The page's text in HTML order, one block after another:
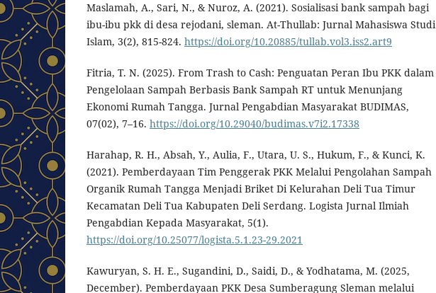
Maslamah, A., Sari, N., & Nuroz, A. (2021). Sosialisasi bank sampah bagi
ibu-ibu pkk di desa rejodani, sleman. At-Thullab: Jurnal Mahasiswa Studi
Islam, 3(2), 815-824. https://doi.org/10.20885/tullab.vol3.iss2.art9
Fitria, T. N. (2025). From Trash to Cash: Penguatan Peran Ibu PKK dalam
Pengelolaan Sampah Berbasis Bank Sampah RT untuk Menunjang
Ekonomi Rumah Tangga. Jurnal Pengabdian Masyarakat BUDIMAS,
07(02), 7–16. https://doi.org/10.29040/budimas.v7i2.17338
Harahap, R. H., Absah, Y., Aulia, F., Utara, U. S., Hukum, F., & Kunci, K.
(2021). Pemberdayaan Tim Penggerak PKK Melalui Pengolahan Sampah
Organik Rumah Tangga Menjadi Briket Di Kelurahan Deli Tua Timur
Kecamatan Deli Tua Kabupaten Deli Serdang. Logista Jurnal Ilmiah
Pengabdian Kepada Masyarakat, 5(1).
https://doi.org/10.25077/logista.5.1.23-29.2021
Kawuryan, S. H. E., Sugandini, D., Saidi, D., & Yodhatama, M. (2025,
December). Pemberdayaan PKK Desa Sumberagung Sleman melalui